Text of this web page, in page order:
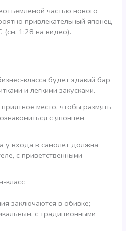
частью нового
привлекательный японец
(см. 1:28 на видео).
класса будет эдакий бар
и легкими закусками.
место, чтобы размять
с японцем
у входа в самолет должна
с приветственными
класс
заключаются в обивке;
с традиционными